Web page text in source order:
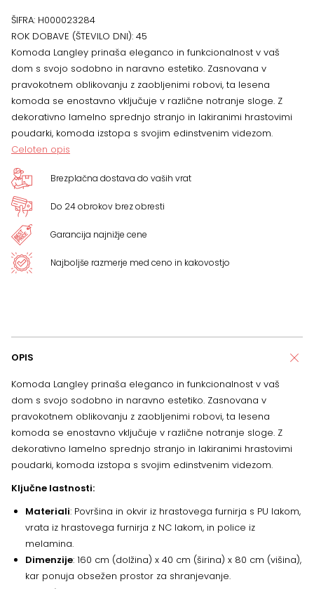
ŠIFRA: H000023284
ROK DOBAVE (ŠTEVILO DNI): 45
Komoda Langley prinaša eleganco in funkcionalnost v vaš
dom s svojo sodobno in naravno estetiko. Zasnovana v
pravokotnem oblikovanju z zaobljenimi robovi, ta lesena
komoda se enostavno vključuje v različne notranje sloge. Z
dekorativno lamelno sprednjo stranjo in lakiranimi hrastovimi
poudarki, komoda izstopa s svojim edinstvenim videzom.
Celoten opis
Brezplačna dostava do vaših vrat
Do 24 obrokov brez obresti
Garancija najnižje cene
Najboljše razmerje med ceno in kakovostjo
OPIS
Komoda Langley prinaša eleganco in funkcionalnost v vaš
dom s svojo sodobno in naravno estetiko. Zasnovana v
pravokotnem oblikovanju z zaobljenimi robovi, ta lesena
komoda se enostavno vključuje v različne notranje sloge. Z
dekorativno lamelno sprednjo stranjo in lakiranimi hrastovimi
poudarki, komoda izstopa s svojim edinstvenim videzom.
Ključne lastnosti:
Materiali: Površina in okvir iz hrastovega furnirja s PU lakom,
vrata iz hrastovega furnirja z NC lakom, in police iz
melamina.
Dimenzije: 160 cm (dolžina) x 40 cm (širina) x 80 cm (višina),
kar ponuja obsežen prostor za shranjevanje.